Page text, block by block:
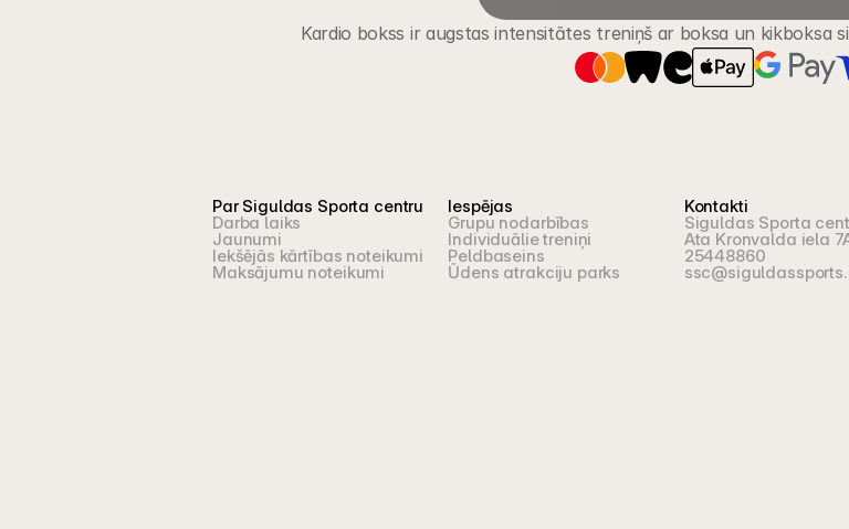
Kardio bokss ir augstas intensitātes treniņš ar boksa un kikboksa
Par Siguldas Sporta centru
Darba laiks
Jaunumi
Iekšējās kārtības noteikumi
Maksājumu noteikumi
Iespējas
Grupu nodarbības
Individuālie treniņi
Peldbaseins
Ūdens atrakciju parks
Kontakti
Siguldas Sporta
Ata Kronvalda iela
25448860